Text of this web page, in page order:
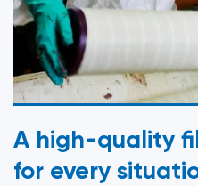
A high-quality
for every